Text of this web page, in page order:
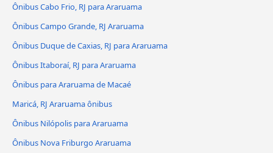
Ônibus Cabo Frio, RJ para Araruama
Ônibus Campo Grande, RJ Araruama
Ônibus Duque de Caxias, RJ para Araruama
Ônibus Itaboraí, RJ para Araruama
Ônibus para Araruama de Macaé
Maricá, RJ Araruama ônibus
Ônibus Nilópolis para Araruama
Ônibus Nova Friburgo Araruama